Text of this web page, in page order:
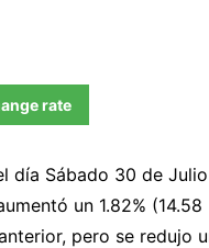
rate
día Sábado 30 de Julio
un 1.82% (14.58
pero se redujo